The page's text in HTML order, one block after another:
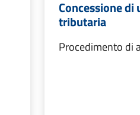
Concessione
tributaria
Procedimento di